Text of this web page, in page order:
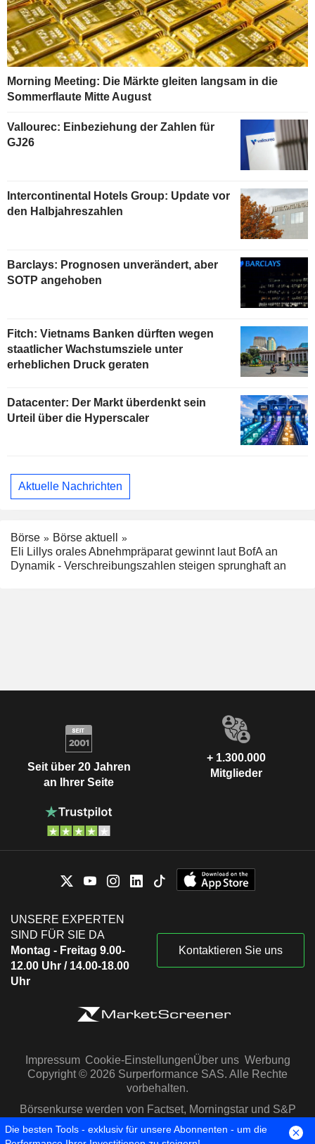
Morning Meeting: Die Märkte gleiten langsam in die
Sommerflaute Mitte August
Vallourec: Einbeziehung der Zahlen für
GJ26
Intercontinental Hotels Group: Update vor
den Halbjahreszahlen
Barclays: Prognosen unverändert, aber
SOTP angehoben
Fitch: Vietnams Banken dürften wegen
staatlicher Wachstumsziele unter
erheblichen Druck geraten
Datacenter: Der Markt überdenkt sein
Urteil über die Hyperscaler
Aktuelle Nachrichten
Börse
Börse aktuell
Eli Lillys orales Abnehmpräparat gewinnt laut BofA an
Dynamik - Verschreibungszahlen steigen sprunghaft an
Seit über 20 Jahren
an Ihrer Seite
+ 1.300.000
Mitglieder
UNSERE EXPERTEN
SIND FÜR SIE DA
Montag - Freitag 9.00-
12.00 Uhr / 14.00-18.00
Uhr
Kontaktieren Sie uns
Impressum Cookie-EinstellungenÜber uns Werbung
Copyright © 2026 Surperformance SAS. Alle Rechte
vorbehalten.
Börsenkurse werden von Factset, Morningstar und S&P
Capital IQ zur Verfügung gestellt
Die besten Tools - exklusiv für unsere Abonnenten - um die